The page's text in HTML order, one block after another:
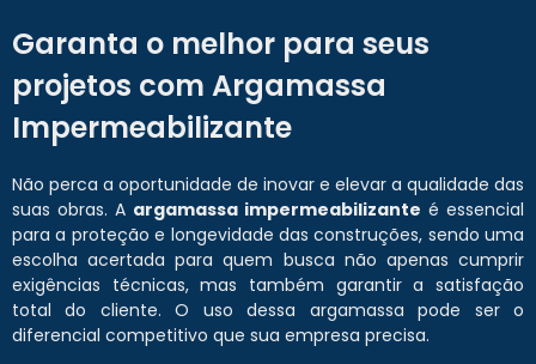
Garanta o melhor para seus
projetos com Argamassa
Impermeabilizante
Não perca a oportunidade de inovar e elevar a qualidade das
suas obras. A argamassa impermeabilizante é essencial
para a proteção e longevidade das construções, sendo uma
escolha acertada para quem busca não apenas cumprir
exigências técnicas, mas também garantir a satisfação
total do cliente. O uso dessa argamassa pode ser o
diferencial competitivo que sua empresa precisa.